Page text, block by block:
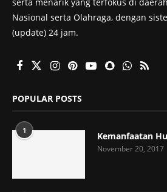
Nasional serta Olahraga, dengan
(update) 24 jam.
POPULAR POSTS
1 Kemanfaatan
November 20, 2017